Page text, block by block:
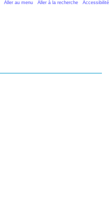
Aller au menu Aller à la recherche Accessibilité